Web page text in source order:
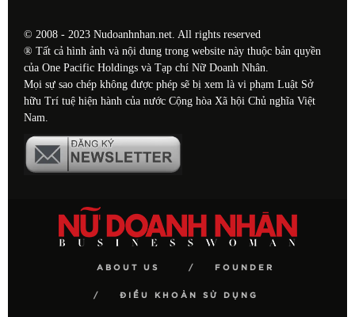
© 2008 - 2023 Nudoanhnhan.net. All rights reserved
® Tất cả hình ảnh và nội dung trong website này thuộc bản quyền
của One Pacific Holdings và Tạp chí Nữ Doanh Nhân.
Mọi sự sao chép không được phép sẽ bị xem là vi phạm Luật Sở
hữu Trí tuệ hiện hành của nước Cộng hòa Xã hội Chủ nghĩa Việt
Nam.
ABOUT US FOUNDER
ĐIỀU KHOẢN SỬ DỤNG